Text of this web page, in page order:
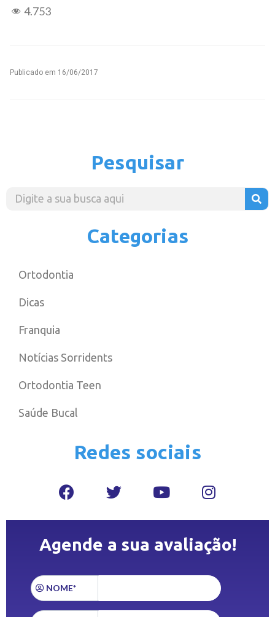
4.753
Publicado em 16/06/2017
Pesquisar
Categorias
Ortodontia
Dicas
Franquia
Notícias Sorridents
Ortodontia Teen
Saúde Bucal
Redes sociais
Agende a sua avaliação!
NOME*